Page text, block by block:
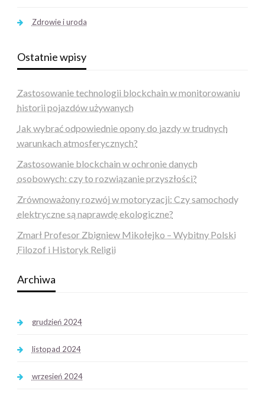
Zdrowie i uroda
Ostatnie wpisy
Zastosowanie technologii blockchain w monitorowaniu
historii pojazdów używanych
Jak wybrać odpowiednie opony do jazdy w trudnych
warunkach atmosferycznych?
Zastosowanie blockchain w ochronie danych
osobowych: czy to rozwiązanie przyszłości?
Zrównoważony rozwój w motoryzacji: Czy samochody
elektryczne są naprawdę ekologiczne?
Zmarł Profesor Zbigniew Mikołejko – Wybitny Polski
Filozof i Historyk Religii
Archiwa
grudzień 2024
listopad 2024
wrzesień 2024